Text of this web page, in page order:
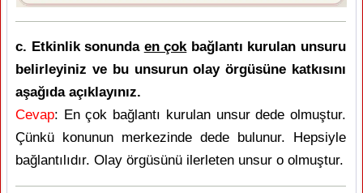
c. Etkinlik sonunda en çokbağlantı kurulan unsuru
belirleyiniz ve bu unsurun olay örgüsüne katkısını
aşağıda açıklayınız.
Cevap: En çok bağlantı kurulan unsur dede olmuştur.
Çünkü konunun merkezinde dede bulunur. Hepsiyle
bağlantılıdır. Olay örgüsünü ilerleten unsur o olmuştur.